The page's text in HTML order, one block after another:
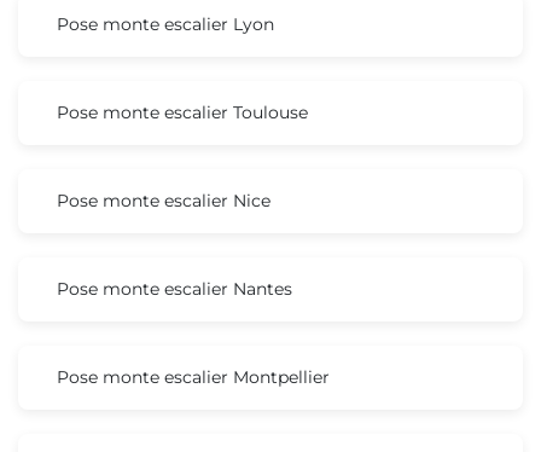
Pose monte escalier Lyon
Pose monte escalier Toulouse
Pose monte escalier Nice
Pose monte escalier Nantes
Pose monte escalier Montpellier